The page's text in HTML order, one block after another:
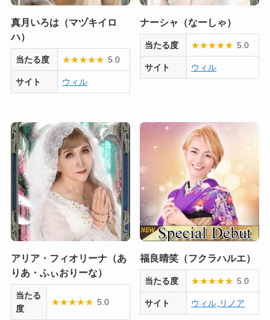
真月いろは（マヅキイロ
ハ）
当たる度 ★★★★★ 5.0
サイト ウィル
ナーシャ（なーしゃ）
当たる度 ★★★★★ 5.0
サイト ウィル
アリア・フィオリーナ（あ
りあ・ふぃおりーな）
当たる
度
★★★★★ 5.0
福良晴笑（フクラハルエ）
当たる度 ★★★★★ 5.0
サイト ウィル, リノア